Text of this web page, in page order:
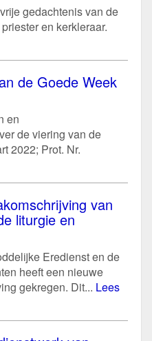
gedachtenis van de
en kerkleraar.
de Goede Week
en
de viering van de
2022; Prot. Nr.
van
liturgie en
Eredienst en de
heeft een nieuwe
gekregen. Dit... Lees